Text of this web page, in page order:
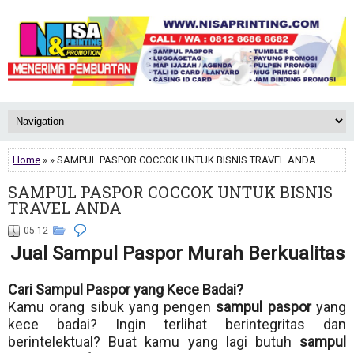
Home » » SAMPUL PASPOR COCCOK UNTUK BISNIS TRAVEL ANDA
SAMPUL PASPOR COCCOK UNTUK BISNIS
TRAVEL ANDA
05.12
Jual Sampul Paspor Murah Berkualitas
Cari Sampul Paspor yang Kece Badai?
Kamu orang sibuk yang pengen sampul pasporyang
kece badai? Ingin terlihat berintegritas dan
berintelektual? Buat kamu yang lagi butuh sampul